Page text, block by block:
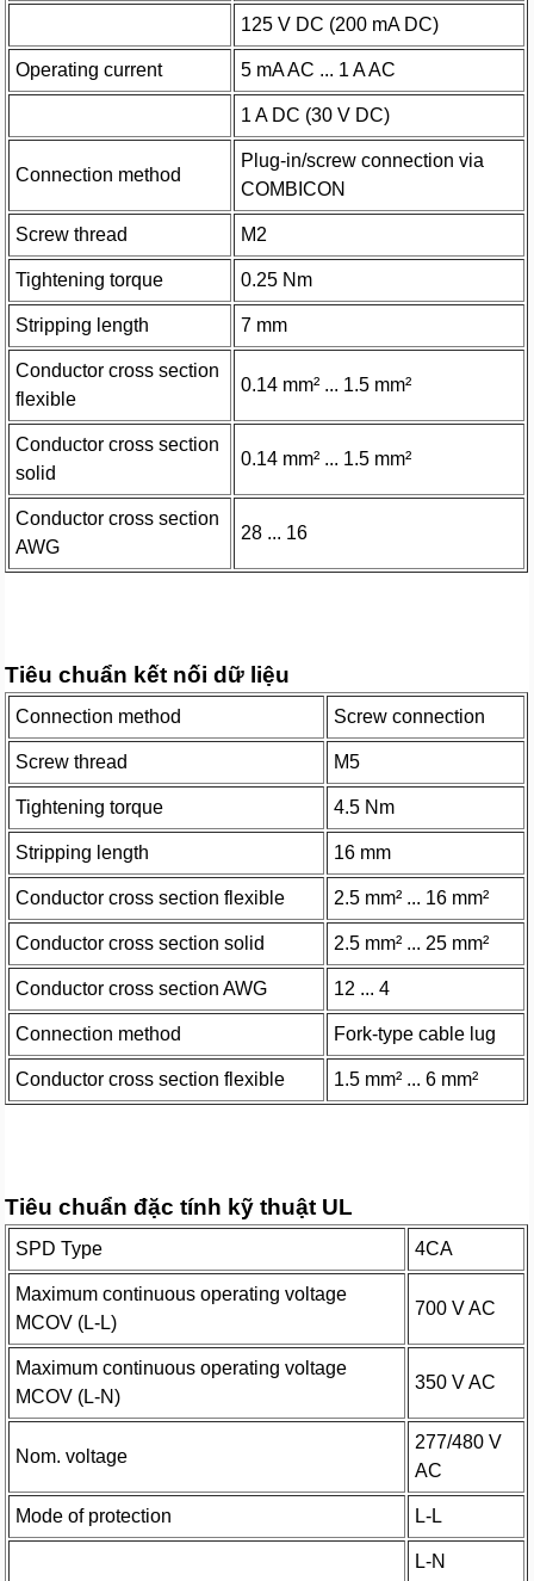
125 V DC (200 mA DC)
Operating current 5 mA AC ... 1 A AC
1 A DC (30 V DC)
Connection method
Plug-in/screw connection via
COMBICON
Screw thread M2
Tightening torque 0.25 Nm
Stripping length 7 mm
Conductor cross section
flexible
0.14 mm² ... 1.5 mm²
Conductor cross section
solid
0.14 mm² ... 1.5 mm²
Conductor cross section
AWG
28 ... 16
Tiêu chuẩn kết nối dữ liệu
Connection method Screw connection
Screw thread M5
Tightening torque 4.5 Nm
Stripping length 16 mm
Conductor cross section flexible 2.5 mm² ... 16 mm²
Conductor cross section solid 2.5 mm² ... 25 mm²
Conductor cross section AWG 12 ... 4
Connection method Fork-type cable lug
Conductor cross section flexible 1.5 mm² ... 6 mm²
Tiêu chuẩn đặc tính kỹ thuật UL
SPD Type 4CA
Maximum continuous operating voltage
MCOV (L-L)
700 V AC
Maximum continuous operating voltage
MCOV (L-N)
350 V AC
Nom. voltage
277/480 V
AC
Mode of protection L-L
L-N